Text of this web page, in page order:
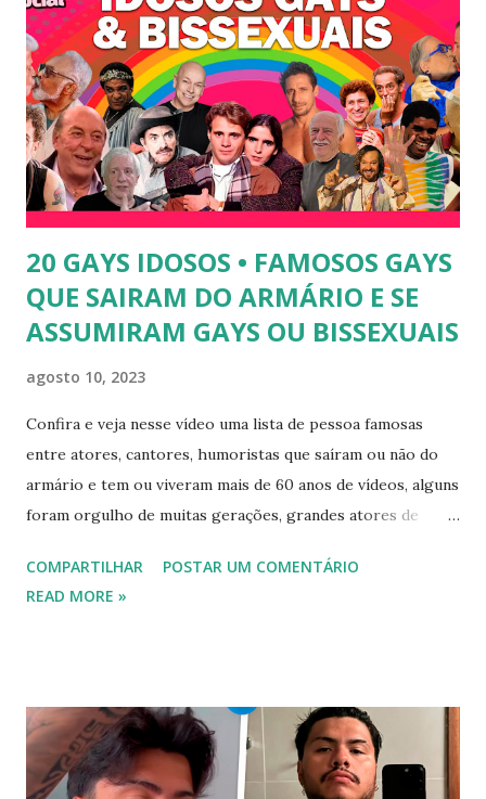
programa "A Tarde é Sua", na Rede TV, ao lado de Sonia
Abrão. A loira também participou do reality show "A
Fazenda", exibido pela Record TV. 4) Thalita Zampirolli -
Thalita Zampirolli é modelo, atriz e empresária. A loira
alcançou a fama após ser apontada como affair do ex-
jogador Romário. 5) Ariadna Arantes - Ariadna Arantes
ficou nacionalmente conhecida após sua ...
20 GAYS IDOSOS • FAMOSOS GAYS
QUE SAIRAM DO ARMÁRIO E SE
ASSUMIRAM GAYS OU BISSEXUAIS
agosto 10, 2023
Confira e veja nesse vídeo uma lista de pessoa famosas
entre atores, cantores, humoristas que saíram ou não do
armário e tem ou viveram mais de 60 anos de vídeos, alguns
foram orgulho de muitas gerações, grandes atores de
foram gays, bissexuais ou algo mais. 20 GAYS IDOSOS •
FAMOSOS GAYS QUE SAIRAM DO ARMÁRIO E SE
00:04 Abertura do vídeo: 00:15 AVISO 00:18 Não é
recomendado “retirar alguém do armário”, sexualidade e
tempo é algo particular de cada indivíduo, cabendo somente
COMPARTILHAR
POSTAR UM COMENTÁRIO
READ MORE »